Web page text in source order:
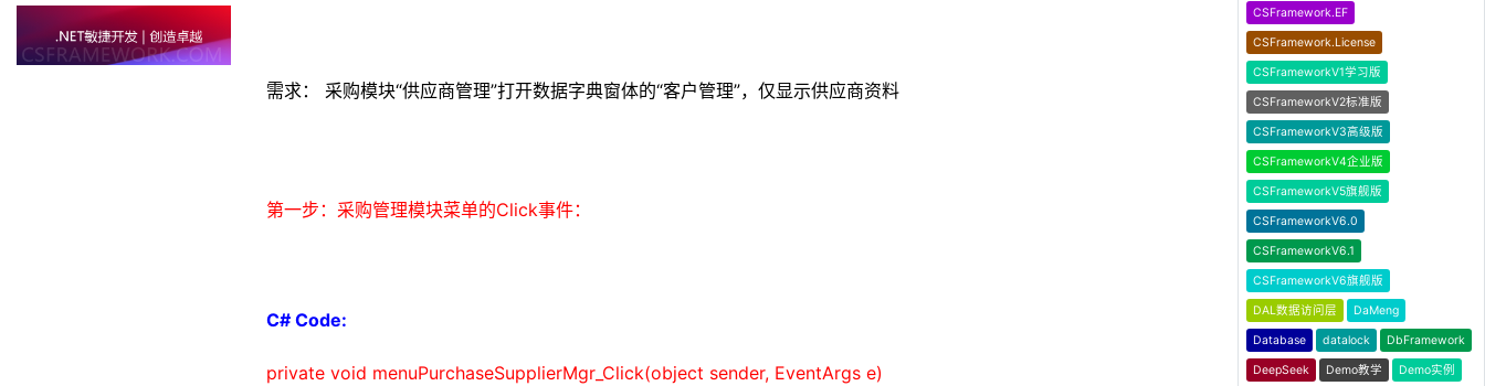
需求： 采购模块“供应商管理”打开数据字典窗体的“客户管理”，仅显示供应商资料
第一步：采购管理模块菜单的Click事件：
C# Code:
private void menuPurchaseSupplierMgr_Click(object sender, EventArgs e)
CSFramework.EF
CSFramework.License
CSFrameworkV1学习版
CSFrameworkV2标准版
CSFrameworkV3高级版
CSFrameworkV4企业版
CSFrameworkV5旗舰版
CSFrameworkV6.0
CSFrameworkV6.1
CSFrameworkV6旗舰版
DAL数据访问层 DaMeng
Database datalock DbFramework
DeepSeek Demo教学 Demo实例